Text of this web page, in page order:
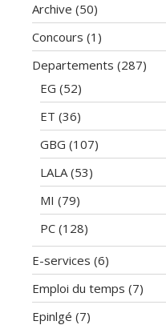
Archive (50)
Concours (1)
Departements (287)
EG (52)
ET (36)
GBG (107)
LALA(53)
MI (79)
PC (128)
E-services (6)
Emploi du temps (7)
Epinlgé (7)